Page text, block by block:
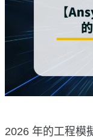
2026 年的工程模